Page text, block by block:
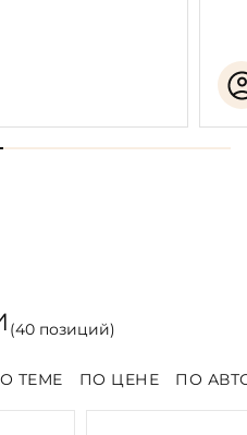
(40позиций)
ТЕМЕ ПО ЦЕНЕ ПО